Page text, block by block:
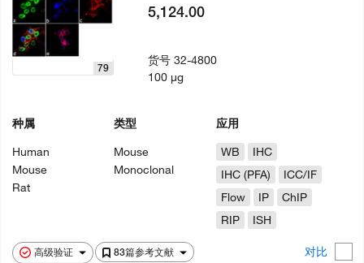
高级验证 83篇参考文献 对比
79
种属
Human
Mouse
Rat
类型
Mouse
Monoclonal
应用
WB
IHC
IHC (PFA)
ICC/IF
Flow
IP
ChIP
RIP
ISH
5,124.00
货号32-4800
100 µg